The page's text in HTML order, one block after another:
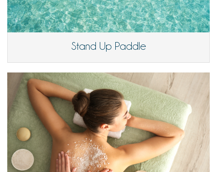
Stand Up Paddle